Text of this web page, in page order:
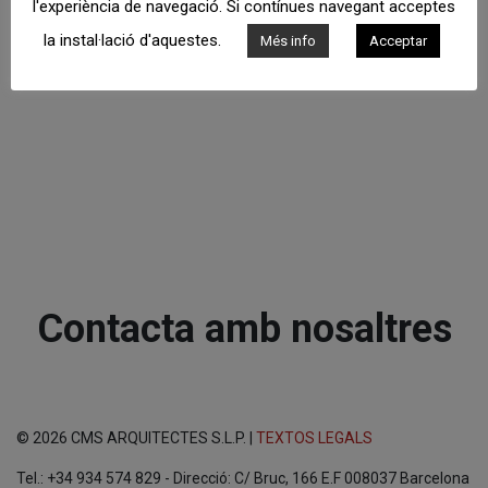
Contacta amb nosaltres
© 2026 CMS ARQUITECTES S.L.P. | TEXTOS LEGALS
Tel.: +34 934 574 829 - Direcció: C/ Bruc, 166 E.F 008037 Barcelona
l'experiència de navegació. Si contínues navegant acceptes
la instal·lació d'aquestes.
Més info Acceptar